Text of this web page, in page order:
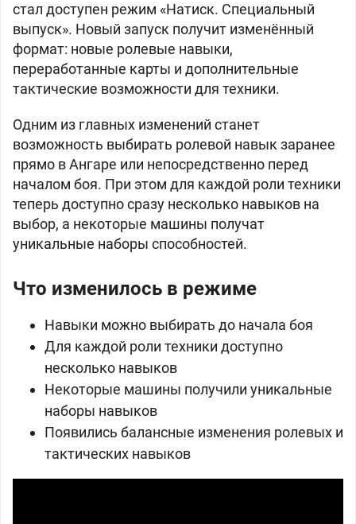
стал доступен режим «Натиск. Специальный
выпуск». Новый запуск получит изменённый
формат: новые ролевые навыки,
переработанные карты и дополнительные
тактические возможности для техники.
Одним из главных изменений станет
возможность выбирать ролевой навык заранее
прямо в Ангаре или непосредственно перед
началом боя. При этом для каждой роли техники
теперь доступно сразу несколько навыков на
выбор, а некоторые машины получат
уникальные наборы способностей.
Что изменилось в режиме
Навыки можно выбирать до начала боя
Для каждой роли техники доступно
несколько навыков
Некоторые машины получили уникальные
наборы навыков
Появились балансные изменения ролевых и
тактических навыков